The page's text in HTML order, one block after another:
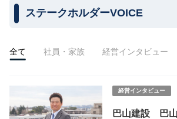
ステークホルダーVOICE
全て 社員・家族 経営インタビュー
経営インタビュー
巴山建設 巴